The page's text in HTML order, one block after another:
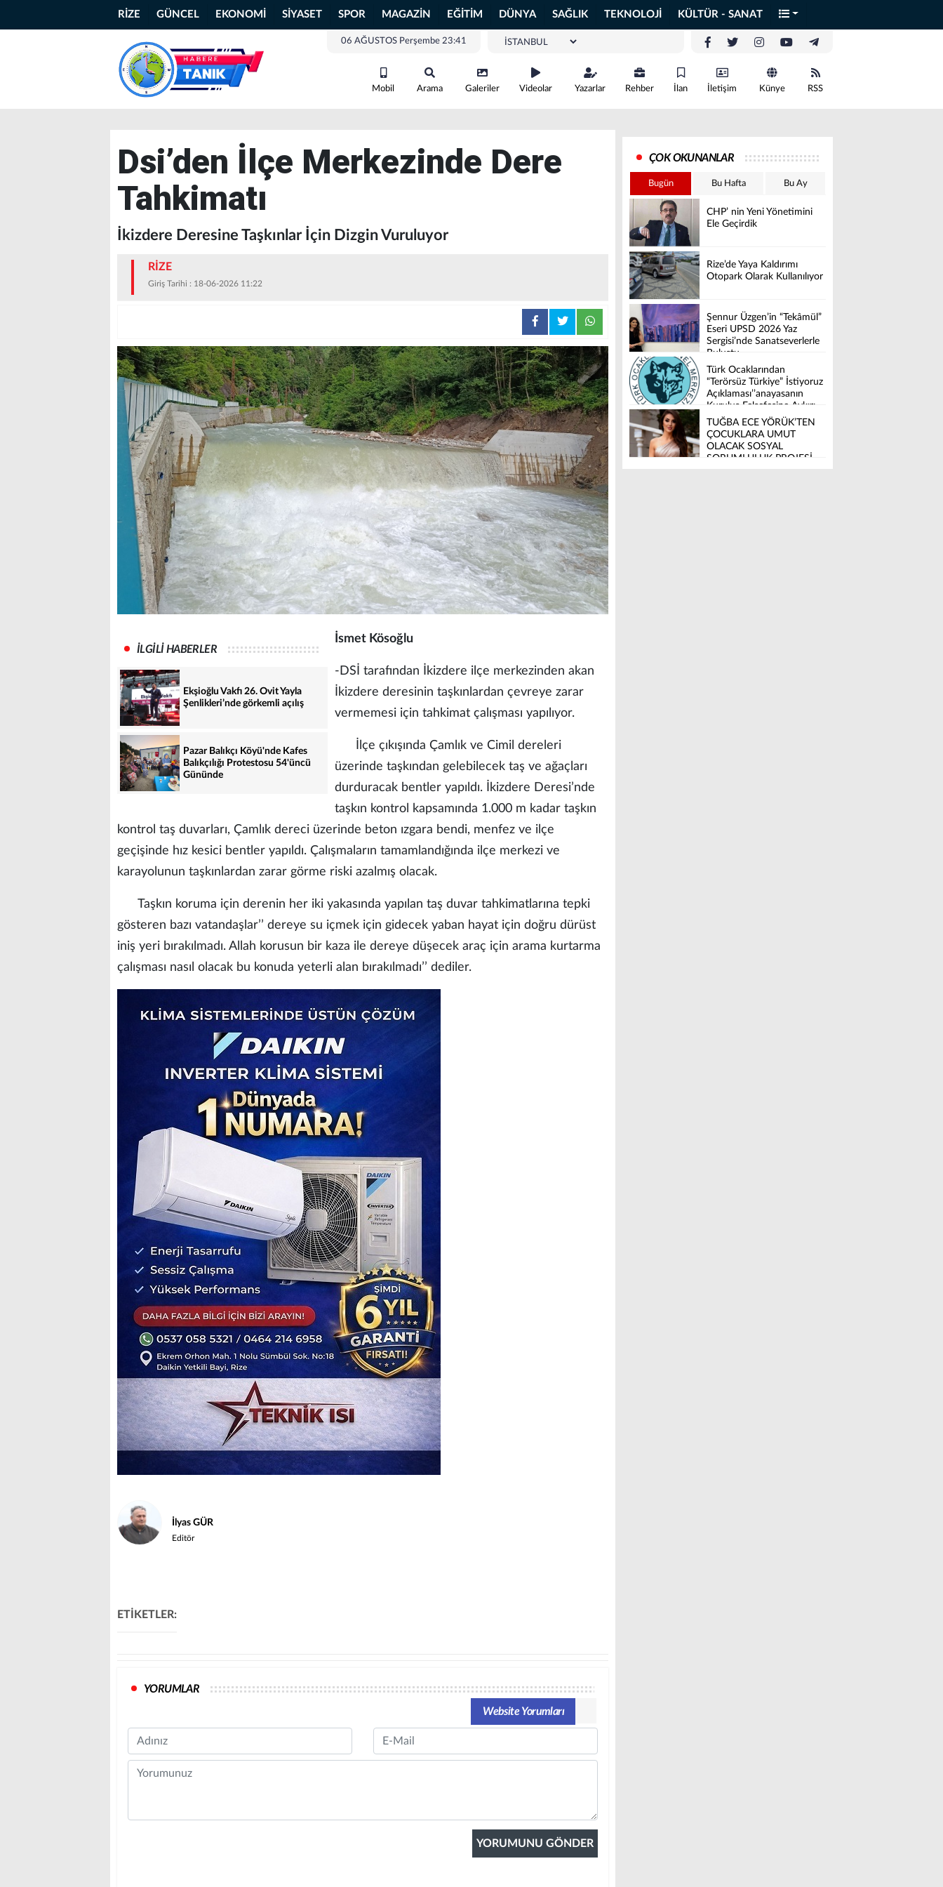
RİZE GÜNCEL EKONOMİ SİYASET SPOR MAGAZİN EĞİTİM DÜNYA SAĞLIK TEKNOLOJİ KÜLTÜR - SANAT
06 AĞUSTOS Perşembe 23:41
Mobil Arama Galeriler Videolar Yazarlar Rehber İlan İletişim Künye RSS
Dsi’den İlçe Merkezinde Dere
Tahkimatı
İkizdere Deresine Taşkınlar İçin Dizgin Vuruluyor
RİZE
Giriş Tarihi : 18-06-2026 11:22
İLGİLİ HABERLER
Ekşioğlu Vakfı 26. Ovit Yayla
Şenlikleri’nde görkemli açılış
Pazar Balıkçı Köyü'nde Kafes
Balıkçılığı Protestosu 54'üncü
Gününde
İsmet Kösoğlu
-DSİ tarafından İkizdere ilçe merkezinden akan
İkizdere deresinin taşkınlardan çevreye zarar
vermemesi için tahkimat çalışması yapılıyor.
İlçe çıkışında Çamlık ve Cimil dereleri
üzerinde taşkından gelebilecek taş ve ağaçları
durduracak bentler yapıldı. İkizdere Deresi’nde
taşkın kontrol kapsamında 1.000 m kadar taşkın
kontrol taş duvarları, Çamlık dereci üzerinde beton ızgara bendi, menfez ve ilçe
geçişinde hız kesici bentler yapıldı. Çalışmaların tamamlandığında ilçe merkezi ve
karayolunun taşkınlardan zarar görme riski azalmış olacak.
Taşkın koruma için derenin her iki yakasında yapılan taş duvar tahkimatlarına tepki
gösteren bazı vatandaşlar’’ dereye su içmek için gidecek yaban hayat için doğru dürüst
iniş yeri bırakılmadı. Allah korusun bir kaza ile dereye düşecek araç için arama kurtarma
çalışması nasıl olacak bu konuda yeterli alan bırakılmadı’’ dediler.
İlyas GÜR
Editör
ETİKETLER:
YORUMLAR
Website Yorumları
Name Email
Comment
ÇOK OKUNANLAR
Bugün Bu Hafta Bu Ay
CHP’ nin Yeni Yönetimini
Ele Geçirdik
Rize’de Yaya Kaldırımı
Otopark Olarak Kullanılıyor
Şennur Üzgen’in “Tekâmül”
Eseri UPSD 2026 Yaz
Sergisi’nde Sanatseverlerle
Buluştu
Türk Ocaklarından
“Terörsüz Türkiye” İstiyoruz
Açıklaması’’anayasanın
Kuruluş Felsefesine Aykırı
Düzenleme İstemiyoruz’’
TUĞBA ECE YÖRÜK’TEN
ÇOCUKLARA UMUT
OLACAK SOSYAL
SORUMLULUK PROJESİ